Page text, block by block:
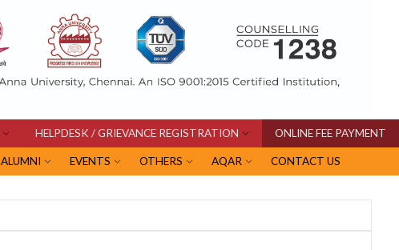
HELPDESK / GRIEVANCE REGISTRATION ONLINE FEE PAYMENT
ALUMNI EVENTS OTHERS AQAR CONTACT US